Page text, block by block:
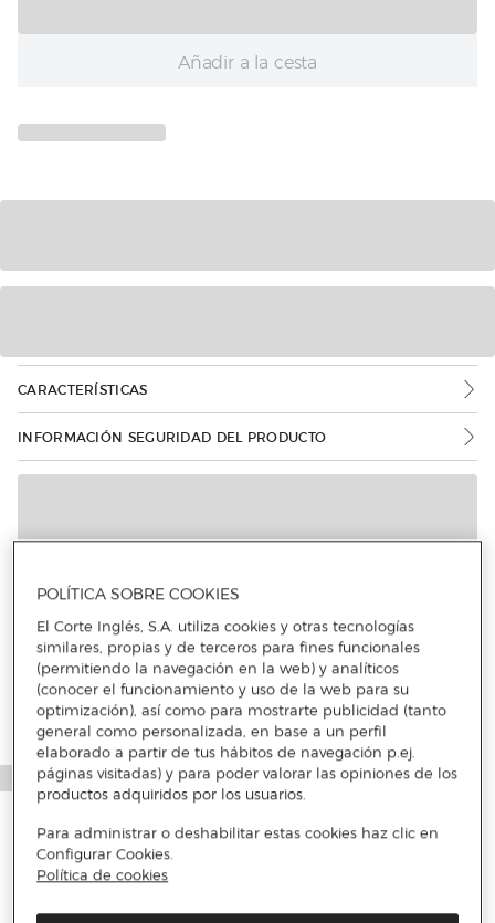
Añadir a la cesta
CARACTERÍSTICAS
INFORMACIÓN SEGURIDAD DEL PRODUCTO
Más info
POLÍTICA SOBRE COOKIES
El Corte Inglés, S.A. utiliza cookies y otras tecnologías
similares, propias y de terceros para fines funcionales
(permitiendo la navegación en la web) y analíticos
(conocer el funcionamiento y uso de la web para su
optimización), así como para mostrarte publicidad (tanto
general como personalizada, en base a un perfil
elaborado a partir de tus hábitos de navegación p.ej.
páginas visitadas) y para poder valorar las opiniones de los
productos adquiridos por los usuarios.
Para administrar o deshabilitar estas cookies haz clic en
Configurar Cookies.
Política de cookies